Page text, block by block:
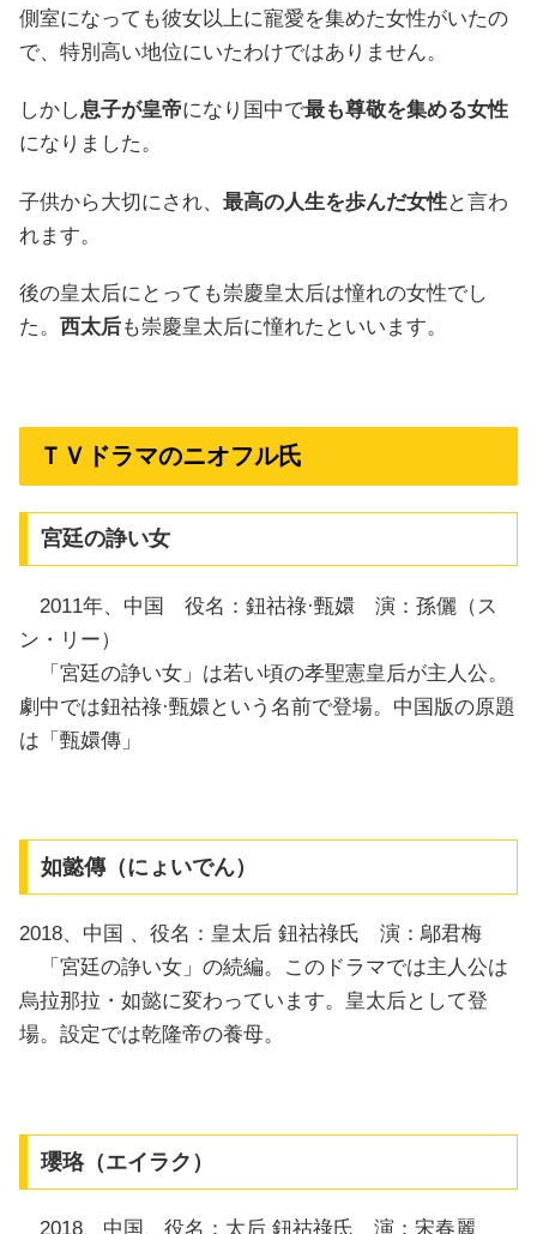
側室になっても彼女以上に寵愛を集めた女性がいたの
で、特別高い地位にいたわけではありません。
しかし息子が皇帝になり国中で最も尊敬を集める女性
になりました。
子供から大切にされ、 最高の人生を歩んだ女性と言わ
れます。
後の皇太后にとっても崇慶皇太后は憧れの女性でし
た。
西太后も崇慶皇太后に憧れたといいます。
ＴＶドラマのニオフル氏
宮廷の諍い女
2011年、中国 役名：鈕祜祿·甄嬛 演：孫儷（ス
ン・リー）
「宮廷の諍い女」は若い頃の孝聖憲皇后が主人公。
劇中では鈕祜祿·甄嬛という名前で登場。中国版の原題
は「甄嬛傳」
如懿傳（にょいでん）
2018、中国 、役名：皇太后 鈕祜祿氏 演：鄔君梅
「宮廷の諍い女」の続編。このドラマでは主人公は
烏拉那拉・如懿に変わっています。皇太后として登
場。設定では乾隆帝の養母。
瓔珞（エイラク）
2018、中国、役名：太后 鈕祜祿氏 演：宋春麗